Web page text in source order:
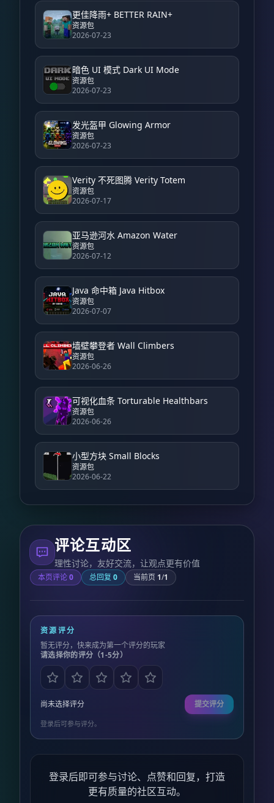
更佳降雨+ BETTER RAIN+
资源包
2026-07-23
暗色 UI 模式 Dark UI Mode
资源包
2026-07-23
发光盔甲 Glowing Armor
资源包
2026-07-23
Verity 不死图腾 Verity Totem
资源包
2026-07-17
亚马逊河水 Amazon Water
资源包
2026-07-12
Java 命中箱 Java Hitbox
资源包
2026-07-07
墙壁攀登者 Wall Climbers
资源包
2026-06-26
可视化血条 Torturable Healthbars
资源包
2026-06-26
小型方块 Small Blocks
资源包
2026-06-22
评论互动区
理性讨论，友好交流，让观点更有价值
本页评论0 总回复 0 当前页 1/1
资源评分
暂无评分，快来成为第一个评分的玩家
请选择你的评分（1-5分）
尚未选择评分 提交评分
登录后可参与评分。
登录后即可参与讨论、点赞和回复，打造
更有质量的社区互动。